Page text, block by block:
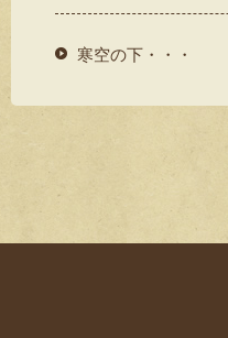
tt
er
c
e
寒空の下・・・